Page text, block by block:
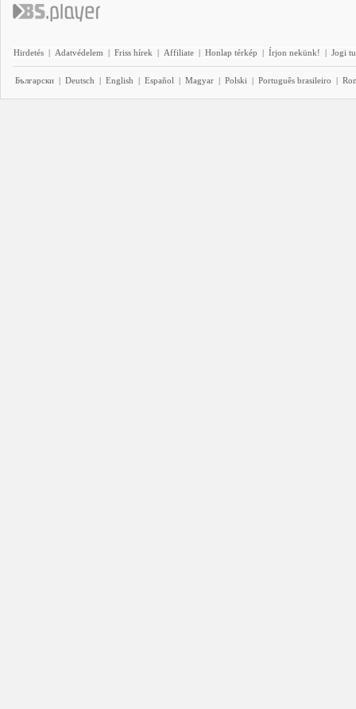
Hirdetés | Adatvédelem | Friss hírek | Affiliate | Honlap térkép | Írjon nekünk! | Jogi
Български | Deutsch | English | Español | Magyar | Polski | Português brasileiro |